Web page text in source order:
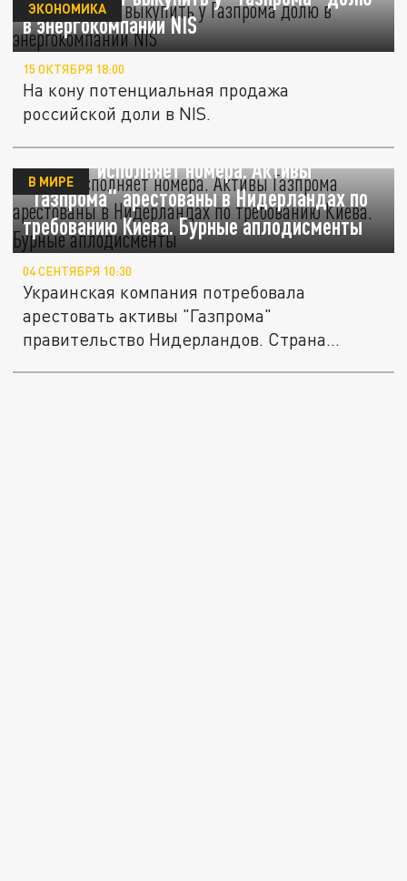
в энергокомпании NIS
ЭКОНОМИКА
15 ОКТЯБРЯ 18:00
На кону потенциальная продажа
российской доли в NIS.
"Клоун" исполняет номера. Активы
"Газпрома" арестованы в Нидерландах по
требованию Киева. Бурные аплодисменты
В МИРЕ
04 СЕНТЯБРЯ 10:30
Украинская компания потребовала
арестовать активы "Газпрома"
правительство Нидерландов. Страна